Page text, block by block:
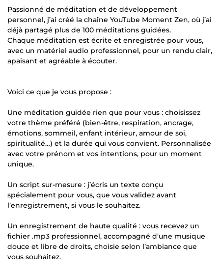
Passionné de méditation et de développement
personnel, j’ai créé la chaîne YouTube Moment Zen, où j’ai
déjà partagé plus de 100 méditations guidées.
Chaque méditation est écrite et enregistrée pour vous,
avec un matériel audio professionnel, pour un rendu clair,
apaisant et agréable à écouter.
Voici ce que je vous propose :
Une méditation guidée rien que pour vous : choisissez
votre thème préféré (bien-être, respiration, ancrage,
émotions, sommeil, enfant intérieur, amour de soi,
spiritualité…) et la durée qui vous convient. Personnalisée
avec votre prénom et vos intentions, pour un moment
unique.
Un script sur-mesure : j’écris un texte conçu
spécialement pour vous, que vous validez avant
l’enregistrement, si vous le souhaitez.
Un enregistrement de haute qualité : vous recevez un
fichier .mp3 professionnel, accompagné d’une musique
douce et libre de droits, choisie selon l’ambiance que
vous souhaitez.